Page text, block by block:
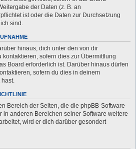
der Daten (z. B. an
ist oder die Daten zur Durchsetzung
sind.
hinaus, dich unter den von dir
sofern dies zur Übermittlung
Board erforderlich ist. Darüber hinaus dürfen
sofern du dies in deinem
hast.
Bereich der Seiten, die die phpBB-Software
in anderen Bereichen seiner Software weitere
wird er dich darüber gesondert